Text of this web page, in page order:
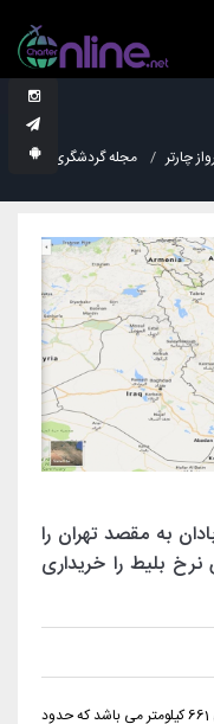
چارتر مجله گردشگری
به مقصد تهران را
نرخ بلیط را خریداری
مسافت مسیر هوایی از مبدا آبادان به مقصد تهران 661 کیلومتر می باشد که حدود